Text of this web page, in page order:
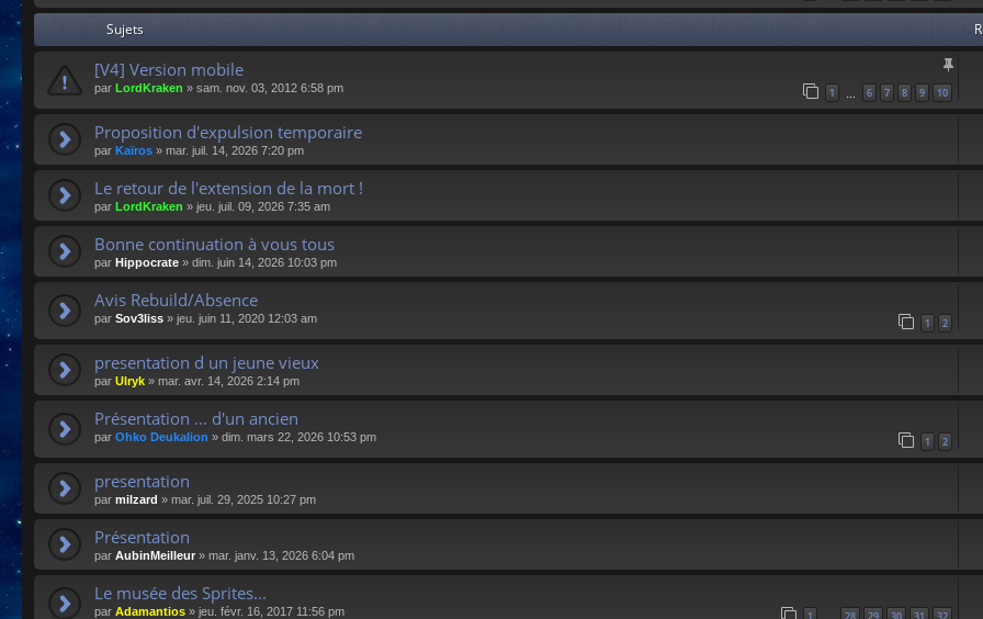
Sujets
[V4] Version mobile
par LordKraken » sam. nov. 03, 2012 6:58 pm 1 6 7 8 9 10
Proposition d'expulsion temporaire
par Kaïros » mar. juil. 14, 2026 7:20 pm
Le retour de l'extension de la mort !
par LordKraken » jeu. juil. 09, 2026 7:35 am
Bonne continuation à vous tous
par Hippocrate » dim. juin 14, 2026 10:03 pm
Avis Rebuild/Absence
par Sov3liss » jeu. juin 11, 2020 12:03 am 1 2
presentation d un jeune vieux
par Ulryk » mar. avr. 14, 2026 2:14 pm
Présentation ... d'un ancien
par Ohko Deukalion » dim. mars 22, 2026 10:53 pm 1 2
presentation
par milzard » mar. juil. 29, 2025 10:27 pm
Présentation
par AubinMeilleur » mar. janv. 13, 2026 6:04 pm
Le musée des Sprites...
par Adamantios » jeu. févr. 16, 2017 11:56 pm